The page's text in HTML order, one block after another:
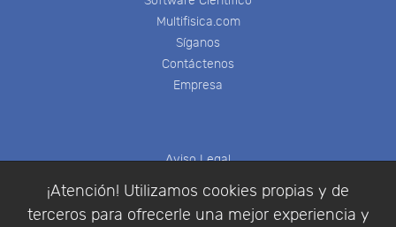
¡Atención! Utilizamos cookies propias y de
terceros para ofrecerle una mejor experiencia y
Multifisica.com
Síganos
Contáctenos
Empresa
Aviso Legal
Condiciones de compra